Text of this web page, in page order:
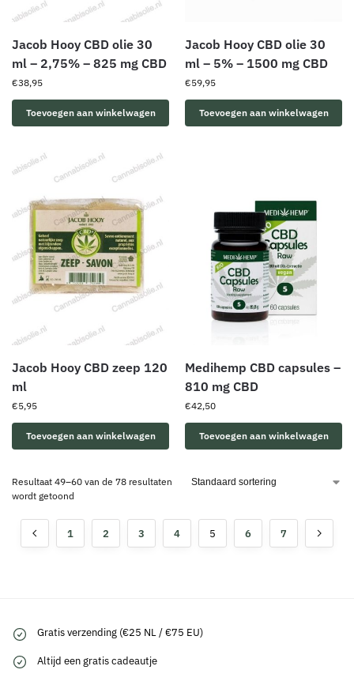
Jacob Hooy CBD olie 30
ml – 2,75% – 825 mg CBD
€38,95
Toevoegen aan winkelwagen
Jacob Hooy CBD olie 30
ml – 5% – 1500 mg CBD
€59,95
Toevoegen aan winkelwagen
Jacob Hooy CBD zeep 120
ml
€5,95
Toevoegen aan winkelwagen
Medihemp CBD capsules –
810 mg CBD
€42,50
Toevoegen aan winkelwagen
Resultaat 49–60 van de 78 resultaten
wordt getoond
1 2 3 4 5 6 7
Gratis verzending (€25 NL / €75 EU)
Altijd een gratis cadeautje